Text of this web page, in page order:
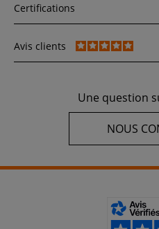
Certifications
Avis clients
Une question
NOUS